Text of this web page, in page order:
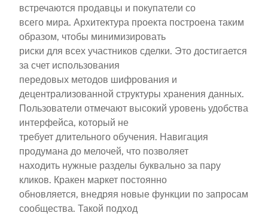
встречаются продавцы и покупатели со
всего мира. Архитектура проекта построена таким
образом, чтобы минимизировать
риски для всех участников сделки. Это достигается
за счет использования
передовых методов шифрования и
децентрализованной структуры хранения данных.
Пользователи отмечают высокий уровень удобства
интерфейса, который не
требует длительного обучения. Навигация
продумана до мелочей, что позволяет
находить нужные разделы буквально за пару
кликов. Кракен маркет постоянно
обновляется, внедряя новые функции по запросам
сообщества. Такой подход